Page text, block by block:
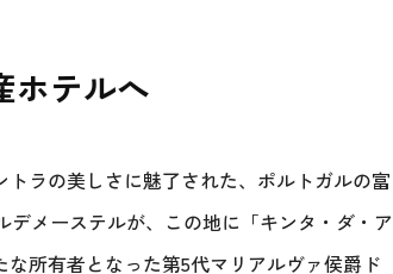
ホテルへ
トラの美しさに魅了された、ポルトガルの富
メーステルが、この地に「キンタ・ダ・ア
所有者となった第5代マリアルヴァ侯爵ド